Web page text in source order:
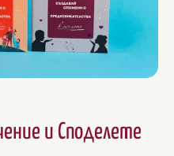
и Споделете